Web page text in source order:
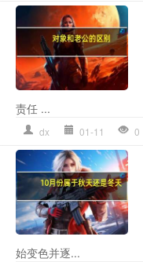
责任 ...
dx 01-11 0
始变色并逐...